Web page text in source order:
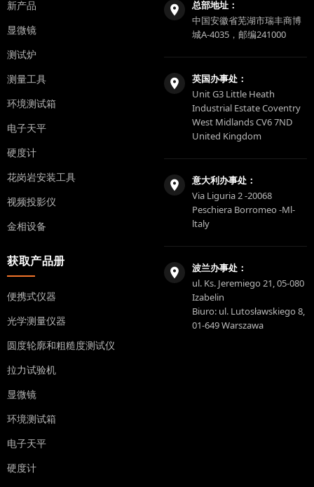
新产品
显微镜
测试炉
测量工具
环境测试箱
电子天平
硬度计
花岗岩安装工具
视频投影仪
金相设备
获取产品册
便携式仪器
光学测量仪器
圆度轮廓和粗糙度测试仪
拉力试验机
显微镜
环境测试箱
电子天平
硬度计
总部地址：
中国安徽省芜湖市瑞丰商博
城A-4035，邮编241000
英国办事处：
Unit G3 Little Heath
Industrial Estate Coventry
West Midlands CV6 7ND
United Kingdom
意大利办事处：
Via Liguria 2 -20068
Peschiera Borromeo -Ml-
ltaly
波兰办事处：
ul. Ks. Jeremiego 21, 05-080
Izabelin
Biuro: ul. Lutosławskiego 8,
01-649 Warszawa